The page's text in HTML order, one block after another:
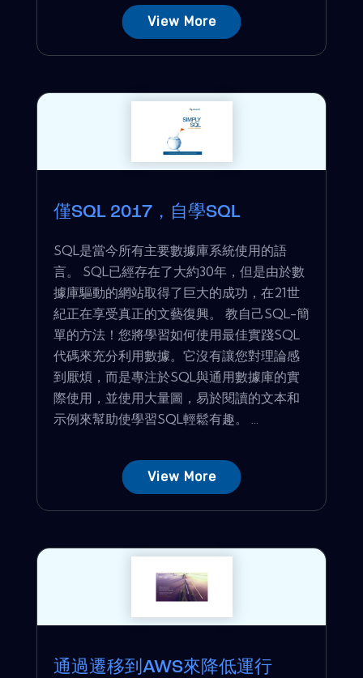
View More
僅SQL 2017，自學SQL
SQL是當今所有主要數據庫系統使用的語
言。 SQL已經存在了大約30年，但是由於數
據庫驅動的網站取得了巨大的成功，在21世
紀正在享受真正的文藝復興。 教自己SQL-簡
單的方法！您將學習如何使用最佳實踐SQL
代碼來充分利用數據。它沒有讓您對理論感
到厭煩，而是專注於SQL與通用數據庫的實
際使用，並使用大量圖，易於閱讀的文本和
示例來幫助使學習SQL輕鬆有趣。 ...
View More
通過遷移到AWS來降低運行